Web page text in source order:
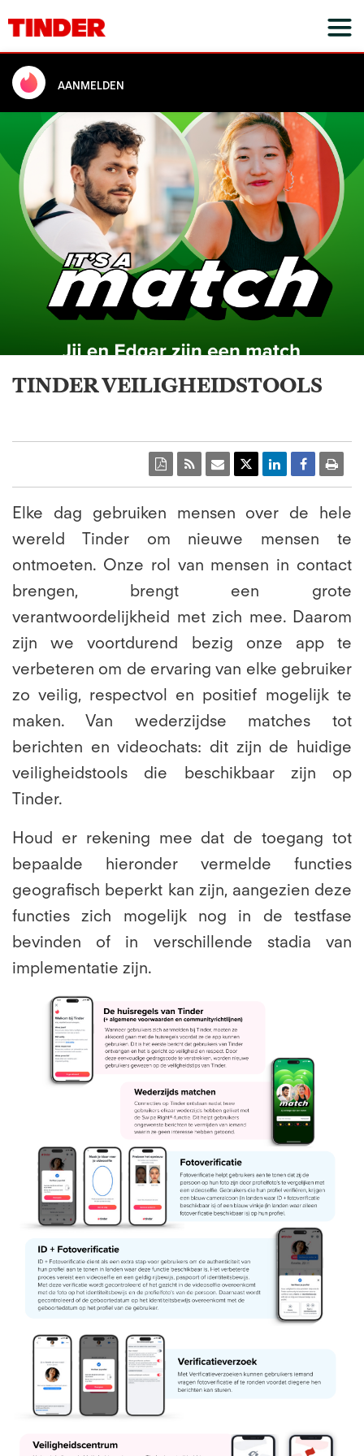
AANMELDEN
TINDER VEILIGHEIDSTOOLS
Elke dag gebruiken mensen over de hele
wereld Tinder om nieuwe mensen te
ontmoeten. Onze rol van mensen in contact
brengen, brengt een grote
verantwoordelijkheid met zich mee. Daarom
zijn we voortdurend bezig onze app te
verbeteren om de ervaring van elke gebruiker
zo veilig, respectvol en positief mogelijk te
maken. Van wederzijdse matches tot
berichten en videochats: dit zijn de huidige
veiligheidstools die beschikbaar zijn op
Tinder.
Houd er rekening mee dat de toegang tot
bepaalde hieronder vermelde functies
geografisch beperkt kan zijn, aangezien deze
functies zich mogelijk nog in de testfase
bevinden of in verschillende stadia van
implementatie zijn.